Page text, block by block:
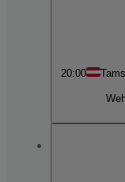
20:00